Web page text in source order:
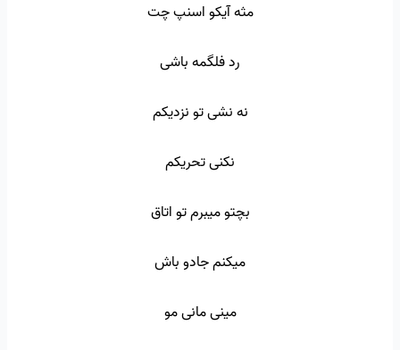
مثه آیکو اسنپ چت
رد فلگمه باشی
نه نشی تو نزدیکم
نکنی تحریکم
بچتو میبرم تو اتاق
میکنم جادو باش
مینی مانی مو